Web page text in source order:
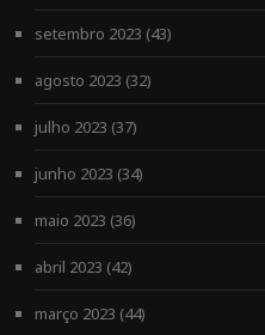
setembro 2023 (43)
agosto 2023 (32)
julho 2023 (37)
junho 2023 (34)
maio 2023 (36)
abril 2023 (42)
março 2023 (44)